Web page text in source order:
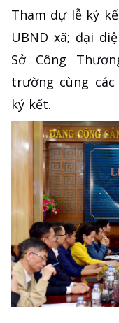
Tham dự lễ ký
UBND xã; đại
Sở Công
trường cùng
ký kết.